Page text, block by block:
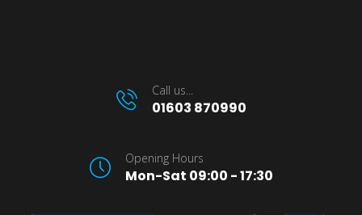
Call us...
01603 870990
Opening Hours
Mon-Sat 09:00 - 17:30